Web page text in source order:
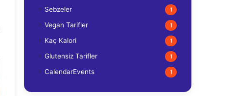
Sebzeler 1
Vegan Tarifler 1
Kaç Kalori 1
Glutensiz Tarifler 1
CalendarEvents 1